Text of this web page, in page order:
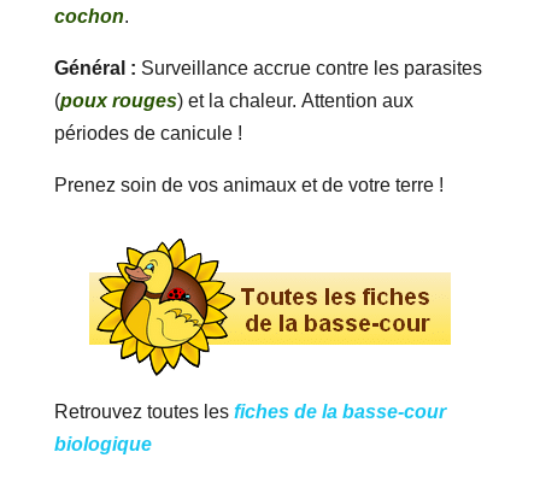
cochon.
Général : Surveillance accrue contre les parasites
(poux rouges) et la chaleur. Attention aux
périodes de canicule !
Prenez soin de vos animaux et de votre terre !
Retrouvez toutes les fiches de la basse-cour
biologique